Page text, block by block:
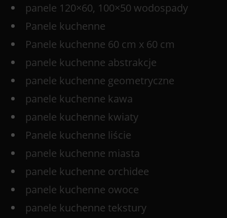
panele 120×60, 100×50 wodospady
Panele kuchenne
Panele kuchenne 60 cm x 60 cm
panele kuchenne abstrakcje
panele kuchenne geometryczne
panele kuchenne kawa
panele kuchenne kwiaty
Panele kuchenne liście
panele kuchenne miasta
panele kuchenne orchidee
panele kuchenne owoce
panele kuchenne tekstury